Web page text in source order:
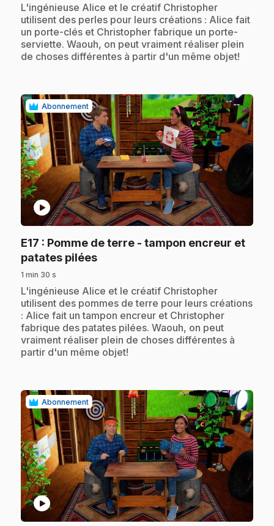
.L'ingénieuse Alice et le créatif Christopher
utilisent des perles pour leurs créations : Alice fait
un porte-clés et Christopher fabrique un porte-
serviette. Waouh, on peut vraiment réaliser plein
de choses différentes à partir d'un même objet!
Abonnement
play_circle
E17 : Pomme de terre - tampon encreur et
patates pilées.
1 min 30 s
.L'ingénieuse Alice et le créatif Christopher
utilisent des pommes de terre pour leurs créations
: Alice fait un tampon encreur et Christopher
fabrique des patates pilées. Waouh, on peut
vraiment réaliser plein de choses différentes à
partir d'un même objet!
Abonnement
play_circle